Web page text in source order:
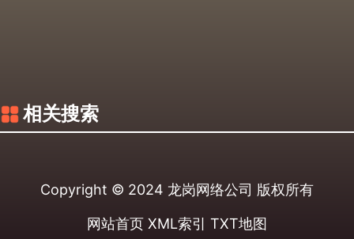
相关搜索
Copyright © 2024 龙岗网络公司 版权所有
网站首页 XML索引 TXT地图